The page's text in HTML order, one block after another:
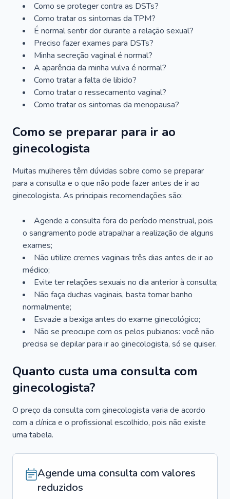
Como se proteger contra as DSTs?
Como tratar os sintomas da TPM?
É normal sentir dor durante a relação sexual?
Preciso fazer exames para DSTs?
Minha secreção vaginal é normal?
A aparência da minha vulva é normal?
Como tratar a falta de libido?
Como tratar o ressecamento vaginal?
Como tratar os sintomas da menopausa?
Como se preparar para ir ao
ginecologista
Muitas mulheres têm dúvidas sobre como se preparar
para a consulta e o que não pode fazer antes de ir ao
ginecologista. As principais recomendações são:
Agende a consulta fora do período menstrual, pois
o sangramento pode atrapalhar a realização de alguns
exames;
Não utilize cremes vaginais três dias antes de ir ao
médico;
Evite ter relações sexuais no dia anterior à consulta;
Não faça duchas vaginais, basta tomar banho
normalmente;
Esvazie a bexiga antes do exame ginecológico;
Não se preocupe com os pelos pubianos: você não
precisa se depilar para ir ao ginecologista, só se quiser.
Quanto custa uma consulta com
ginecologista?
O preço da consulta com ginecologista varia de acordo
com a clínica e o profissional escolhido, pois não existe
uma tabela.
Agende uma consulta com valores
reduzidos